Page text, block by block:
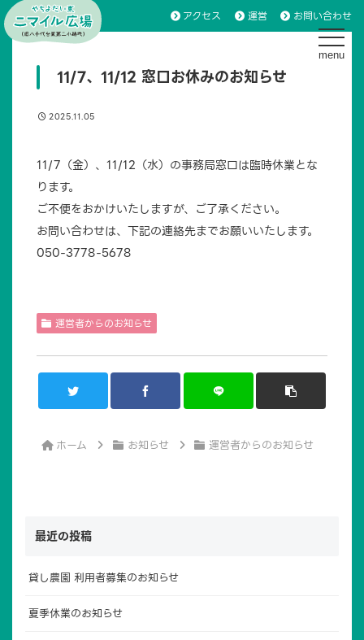
アクセス 運営 お問い合わせ
toggle
11/7、11/12 窓口お休みのお知らせ
2025.11.05
11/7（金）、11/12（水）の事務局窓口は臨時休業とな
ります。
ご不便をおかけいたしますが、ご了承ください。
お問い合わせは、下記の連絡先までお願いいたします。
050-3778-5678
運営者からのお知らせ
ホーム お知らせ 運営者からのお知らせ
最近の投稿
貸し農園 利用者募集のお知らせ
夏季休業のお知らせ